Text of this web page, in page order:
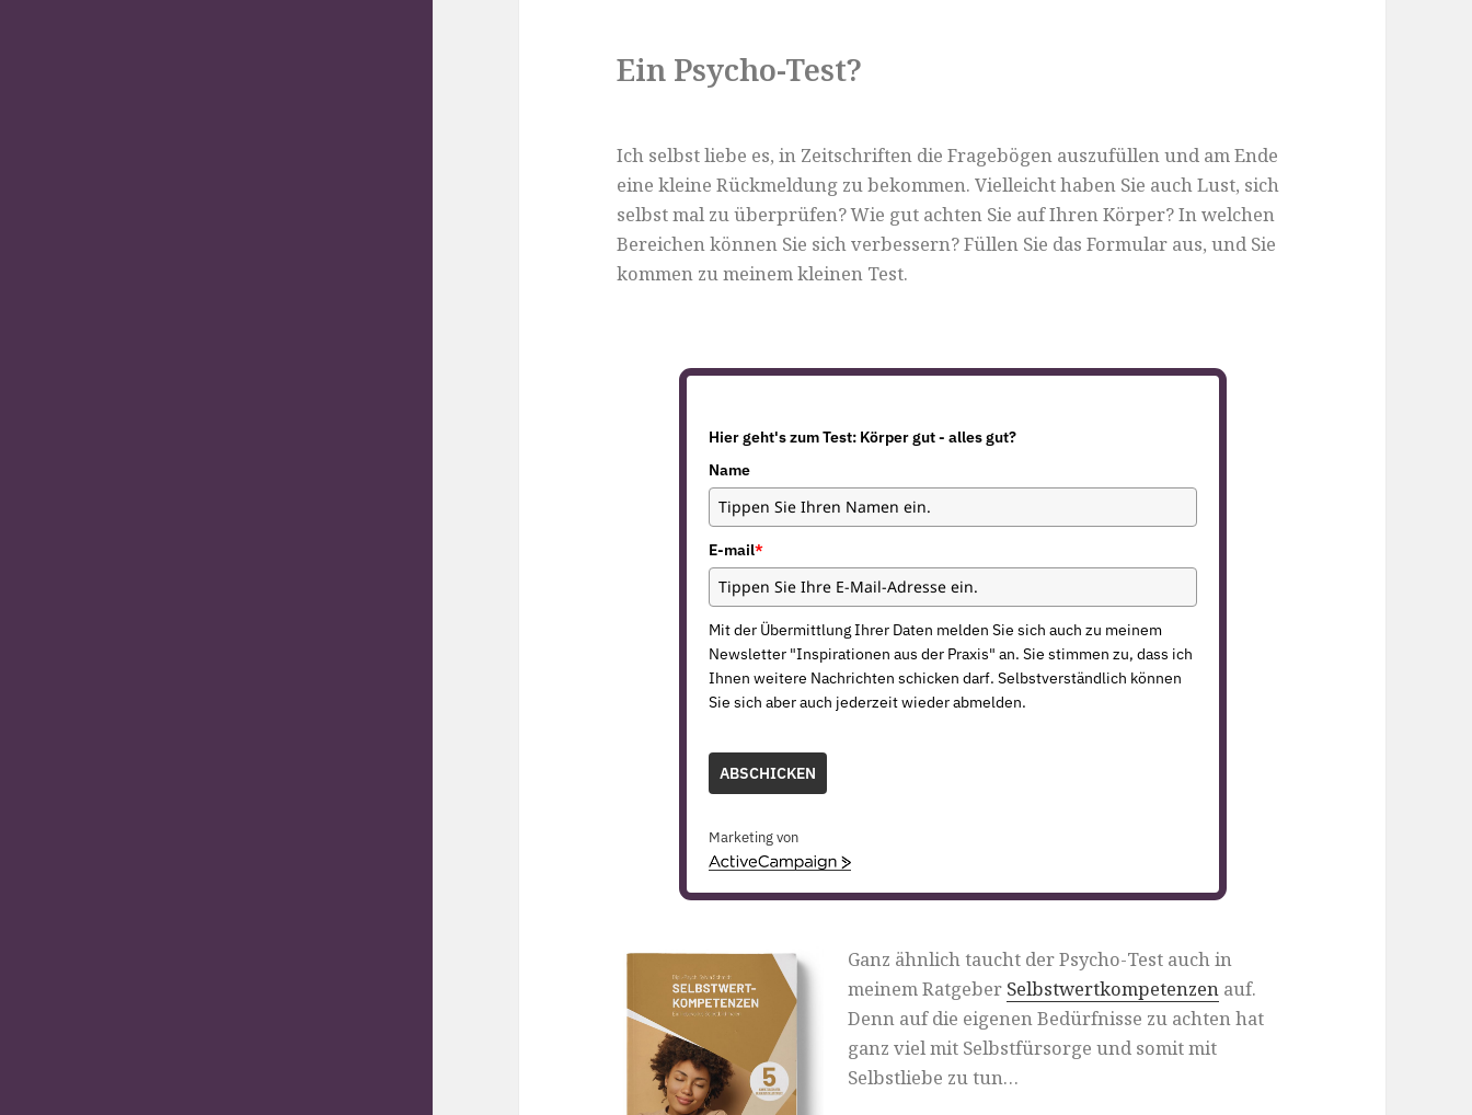
Ein Psycho-Test?
Ich selbst liebe es, in Zeitschriften die Fragebögen auszufüllen und am Ende
eine kleine Rückmeldung zu bekommen. Vielleicht haben Sie auch Lust, sich
selbst mal zu überprüfen? Wie gut achten Sie auf Ihren Körper? In welchen
Bereichen können Sie sich verbessern? Füllen Sie das Formular aus, und Sie
kommen zu meinem kleinen Test.
Hier geht's zum Test: Körper gut - alles gut?
Name
E-mail*
Mit der Übermittlung Ihrer Daten melden Sie sich auch zu meinem
Newsletter "Inspirationen aus der Praxis" an. Sie stimmen zu, dass ich
Ihnen weitere Nachrichten schicken darf. Selbstverständlich können
Sie sich aber auch jederzeit wieder abmelden.
ABSCHICKEN
Marketing von
A
v
e
C
a
p
a
i
Ganz ähnlich taucht der Psycho-Test auch in
meinem Ratgeber Selbstwertkompetenzen auf.
Denn auf die eigenen Bedürfnisse zu achten hat
ganz viel mit Selbstfürsorge und somit mit
Selbstliebe zu tun…